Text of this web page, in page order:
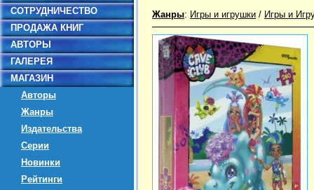
СОТРУДНИЧЕСТВО
ПРОДАЖА КНИГ
АВТОРЫ
ГАЛЕРЕЯ
МАГАЗИН
Авторы
Жанры
Издательства
Серии
Новинки
Рейтинги
Жанры: Игры и игрушки / Игры и